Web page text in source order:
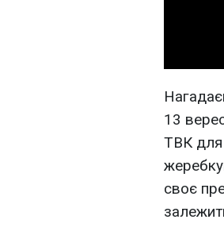
13
ТВК для
своє